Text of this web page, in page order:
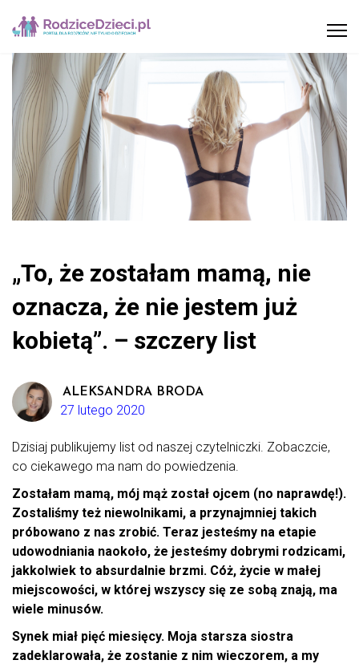
„To, że zostałam mamą, nie
oznacza, że nie jestem już
kobietą”. – szczery list
ALEKSANDRA BRODA
27 lutego 2020
Dzisiaj publikujemy list od naszej czytelniczki. Zobaczcie,
co ciekawego ma nam do powiedzenia.
Zostałam mamą, mój mąż został ojcem (no naprawdę!).
Zostaliśmy też niewolnikami, a przynajmniej takich
próbowano z nas zrobić. Teraz jesteśmy na etapie
udowodniania naokoło, że jesteśmy dobrymi rodzicami,
jakkolwiek to absurdalnie brzmi. Cóż, życie w małej
miejscowości, w której wszyscy się ze sobą znają, ma
wiele minusów.
Synek miał pięć miesięcy. Moja starsza siostra
zadeklarowała, że zostanie z nim wieczorem, a my